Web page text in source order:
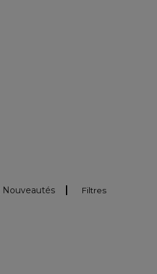
Filtres
Nouveautés